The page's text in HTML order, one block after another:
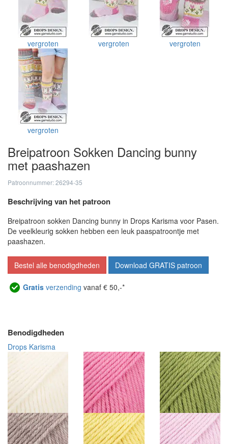
vergroten vergroten vergroten
vergroten
Breipatroon Sokken Dancing bunny
met paashazen
Patroonnummer: 26294-35
Beschrijving van het patroon
Breipatroon sokken Dancing bunny in Drops Karisma voor Pasen.
De veelkleurig sokken hebben een leuk paaspatroontje met
paashazen.
Bestel alle benodigdheden Download GRATIS patroon
Gratis verzending vanaf € 50,-*
Benodigdheden
Drops Karisma